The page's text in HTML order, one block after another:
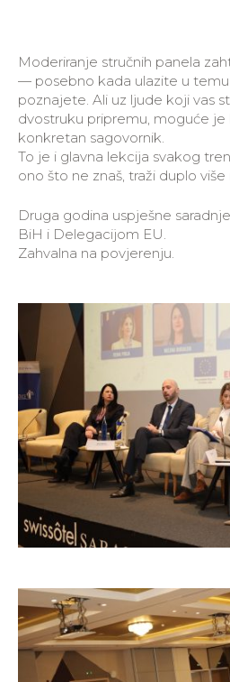
Moderiranje stručnih panela
— posebno kada ulazite u
poznajete. Ali uz ljude koji vas
dvostruku pripremu, moguće je
konkretan sagovornik.
To je i glavna lekcija svakog
ono što ne znaš, traži duplo više
Druga godina uspješne
BiH i Delegacijom EU.
Zahvalna na povjerenju.